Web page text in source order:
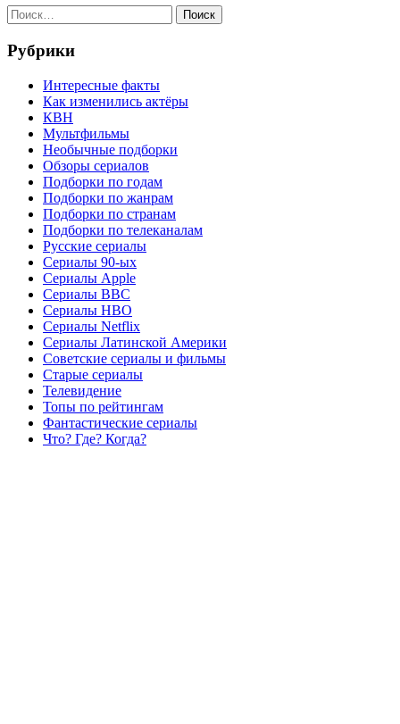
Найти:
Рубрики
Интересные факты
Как изменились актёры
КВН
Мультфильмы
Необычные подборки
Обзоры сериалов
Подборки по годам
Подборки по жанрам
Подборки по странам
Подборки по телеканалам
Русские сериалы
Сериалы 90-ых
Сериалы Apple
Сериалы BBC
Сериалы HBO
Сериалы Netflix
Сериалы Латинской Америки
Советские сериалы и фильмы
Старые сериалы
Телевидение
Топы по рейтингам
Фантастические сериалы
Что? Где? Когда?